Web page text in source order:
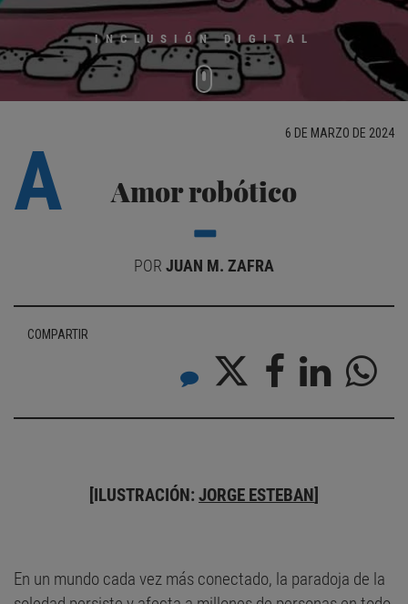
INCLUSIÓN DIGITAL
6 DE MARZO DE 2024
A Amor robótico
POR JUAN M. ZAFRA
COMPARTIR
[ILUSTRACIÓN: JORGE ESTEBAN]
En un mundo cada vez más conectado, la paradoja de la